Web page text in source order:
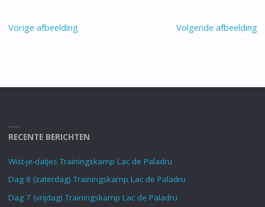
Vorige afbeelding Volgende afbeelding
RECENTE BERICHTEN
Wist-je-datjes Trainingskamp Lac de Paladru
Dag 8 (zaterdag) Trainingskamp Lac de Paladru
Dag 7 (vrijdag) Trainingskamp Lac de Paladru